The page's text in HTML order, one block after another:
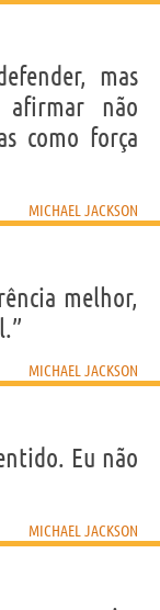
mas
não
como força
MICHAEL JACKSON
melhor,
MICHAEL JACKSON
Eu não
MICHAEL JACKSON